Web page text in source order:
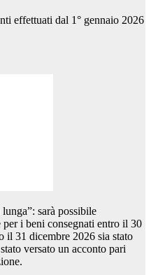
effettuati dal 1° gennaio 2026
sarà possibile
per i beni consegnati entro il 30
il 31 dicembre 2026 sia stato
versato un acconto pari